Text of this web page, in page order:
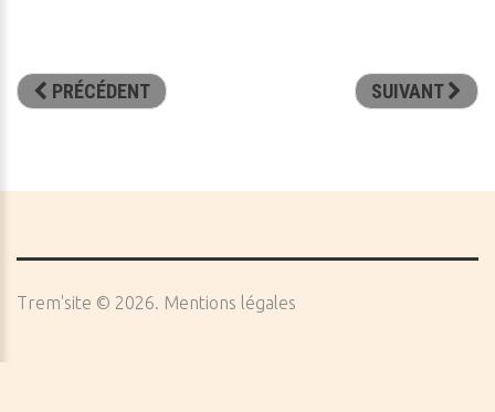
PRÉCÉDENT SUIVANT
Trem'site © 2026 Mentions légales